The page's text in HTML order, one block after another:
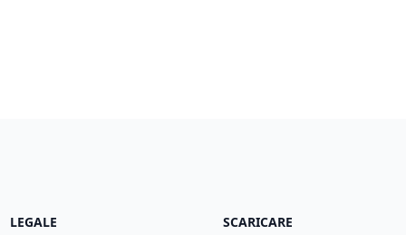
LEGALE SCARICARE